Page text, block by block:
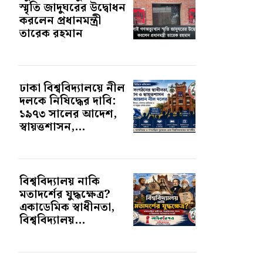
স্মৃতি জাদুঘরের উদ্বোধন
করলেন প্রধানমন্ত্রী
তারেক রহমান
ঢাকা বিশ্ববিদ্যালয়ে নীল
দলকে নিষিদ্ধের দাবি:
১৯৭৩ সালের আদেশ,
স্বায়ত্তশাসন,...
বিশ্ববিদ্যালয় নাকি
মতাদর্শের যুদ্ধক্ষেত্র?
একাডেমিক স্বাধীনতা,
বিশ্ববিদ্যালয়...